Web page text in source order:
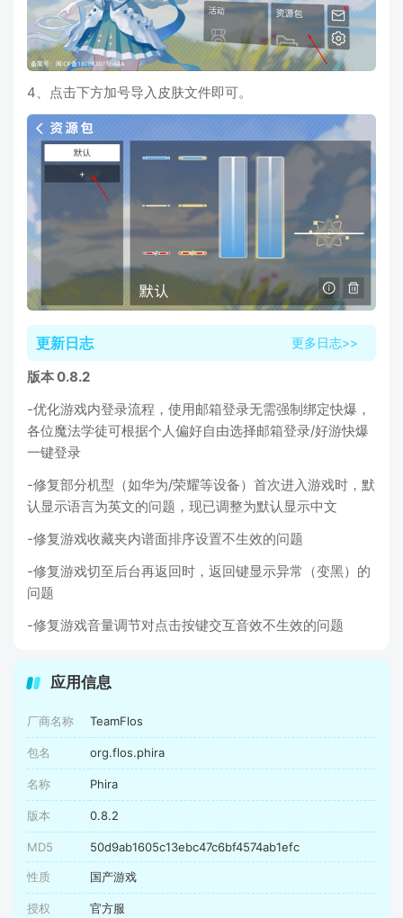
4、点击下方加号导入皮肤文件即可。
更新日志 更多日志>>
版本 0.8.2
-优化游戏内登录流程，使用邮箱登录无需强制绑定快爆，
各位魔法学徒可根据个人偏好自由选择邮箱登录/好游快爆
一键登录
-修复部分机型（如华为/荣耀等设备）首次进入游戏时，默
认显示语言为英文的问题，现已调整为默认显示中文
-修复游戏收藏夹内谱面排序设置不生效的问题
-修复游戏切至后台再返回时，返回键显示异常（变黑）的
问题
-修复游戏音量调节对点击按键交互音效不生效的问题
应用信息
厂商名称 TeamFlos
包名 org.flos.phira
名称 Phira
版本 0.8.2
MD5 50d9ab1605c13ebc47c6bf4574ab1efc
性质 国产游戏
授权 官方服